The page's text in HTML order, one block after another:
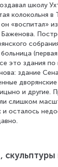
школу
колокольня в
«воспитал»
это здания по
здание
дворянские
и другие.
слишком
и осталось
скульптуры